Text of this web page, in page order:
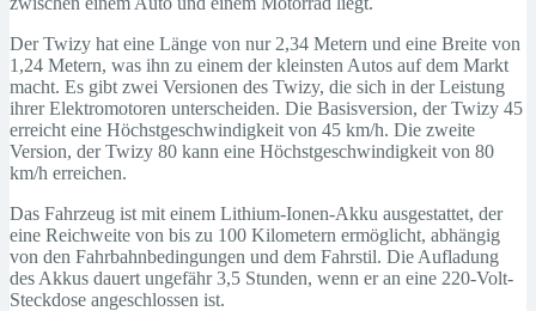
Der Twizy hat eine Länge von nur 2,34 Metern und eine Breite von
1,24 Metern, was ihn zu einem der kleinsten Autos auf dem Markt
macht. Es gibt zwei Versionen des Twizy, die sich in der Leistung
ihrer Elektromotoren unterscheiden. Die Basisversion, der Twizy 45
erreicht eine Höchstgeschwindigkeit von 45 km/h. Die zweite
Version, der Twizy 80 kann eine Höchstgeschwindigkeit von 80
km/h erreichen.
Das Fahrzeug ist mit einem Lithium-Ionen-Akku ausgestattet, der
eine Reichweite von bis zu 100 Kilometern ermöglicht, abhängig
von den Fahrbahnbedingungen und dem Fahrstil. Die Aufladung
des Akkus dauert ungefähr 3,5 Stunden, wenn er an eine 220-Volt-
Steckdose angeschlossen ist.